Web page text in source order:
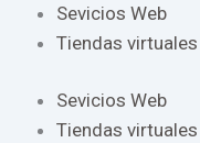
Sevicios Web
Tiendas virtuales
Sevicios Web
Tiendas virtuales